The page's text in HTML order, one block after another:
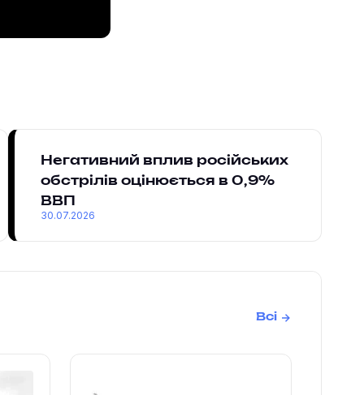
Негативний вплив російських
обстрілів оцінюється в 0,9%
ВВП
30.07.2026
Всі